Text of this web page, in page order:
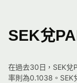
SEK兌
在過去30日，SEK兌
率則為0.1038。SEK